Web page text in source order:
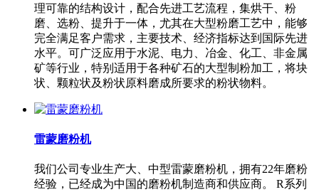
理可靠的结构设计，配合先进工艺流程，集烘干、粉
磨、选粉、提升于一体，尤其在大型粉磨工艺中，能够
完全满足客户需求，主要技术、经济指标达到国际先进
水平。可广泛应用于水泥、电力、冶金、化工、非金属
矿等行业，特别适用于各种矿石的大型制粉加工，将块
状、颗粒状及粉状原料磨成所要求的粉状物料。
雷蒙磨粉机
我们公司专业生产大、中型雷蒙磨粉机，拥有22年磨粉
经验，已经成为中国的磨粉机制造商和供应商。 R系列